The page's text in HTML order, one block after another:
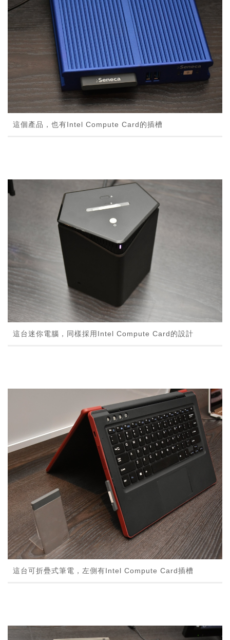
這個產品，也有Intel Compute Card的插槽
這台迷你電腦，同樣採用Intel Compute Card的設計
這台可折疊式筆電，左側有Intel Compute Card插槽